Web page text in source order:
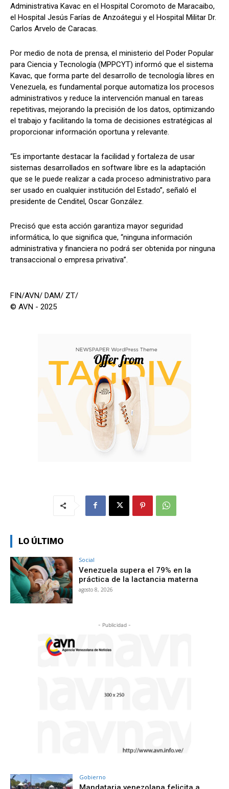
Administrativa Kavac en el Hospital Coromoto de Maracaibo,
el Hospital Jesús Farías de Anzoátegui y el Hospital Militar Dr.
Carlos Arvelo de Caracas.
Por medio de nota de prensa, el ministerio del Poder Popular
para Ciencia y Tecnología (MPPCYT) informó que el sistema
Kavac, que forma parte del desarrollo de tecnología libres en
Venezuela, es fundamental porque automatiza los procesos
administrativos y reduce la intervención manual en tareas
repetitivas, mejorando la precisión de los datos, optimizando
el trabajo y facilitando la toma de decisiones estratégicas al
proporcionar información oportuna y relevante.
“Es importante destacar la facilidad y fortaleza de usar
sistemas desarrollados en software libre es la adaptación
que se le puede realizar a cada proceso administrativo para
ser usado en cualquier institución del Estado”, señaló el
presidente de Cenditel, Oscar González.
Precisó que esta acción garantiza mayor seguridad
informática, lo que significa que, “ninguna información
administrativa y financiera no podrá ser obtenida por ninguna
transaccional o empresa privativa”.
FIN/AVN/ DAM/ ZT/
© AVN - 2025
LO ÚLTIMO
Social
Venezuela supera el 79% en la
práctica de la lactancia materna
agosto 8, 2026
- Publicidad -
Gobierno